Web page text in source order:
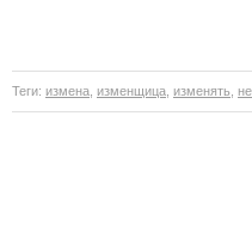
Теги: измена изменщица изменять